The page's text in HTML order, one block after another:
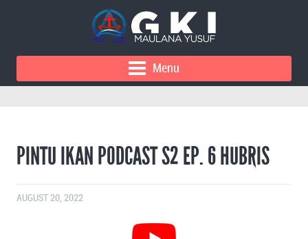
Menu
PINTU IKAN PODCAST S2 EP. 6 HUBRIS
AUGUST 20, 2022